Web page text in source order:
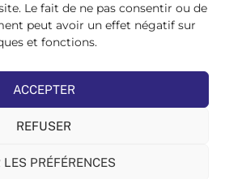
Le fait de ne pas consentir ou de
peut avoir un effet négatif sur
et fonctions.
ACCEPTER
REFUSER
LES PRÉFÉRENCES
Saint-Germain
75007 PARIS
: 01 45 48 28 44
sur les réseaux sociaux :